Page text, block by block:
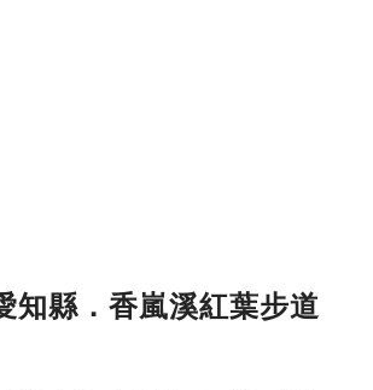
知縣．香嵐溪紅葉步道